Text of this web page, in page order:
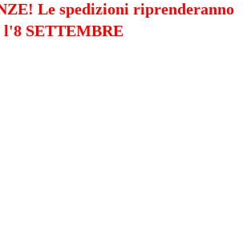
Le spedizioni riprenderanno
l'8 SETTEMBRE